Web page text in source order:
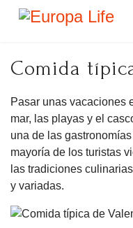
Comida
Pasar unas vacaciones
mar, las playas y el
una de las
mayoría de los turistas
las tradiciones
y variadas.